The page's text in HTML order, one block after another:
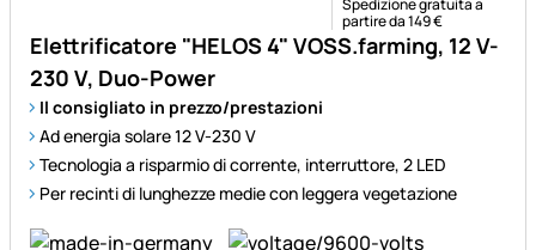
Elettrificatore "HELOS 4" VOSS.farming, 12 V-
230 V, Duo-Power
Il consigliato in prezzo/prestazioni
Ad energia solare 12 V-230 V
Tecnologia a risparmio di corrente, interruttore, 2 LED
Per recinti di lunghezze medie con leggera vegetazione
Spedizione gratuita a
partire da 149 €